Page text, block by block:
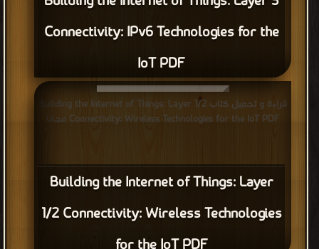
Connectivity: IPv6 Technologies for the
IoT PDF
Building the Internet of Things: Layer
1/2 Connectivity: Wireless Technologies
قراءة و تحميل كتاب Building the Internet of Things: Layer 1/2
Connectivity: Wireless Technologies for the IoT PDF مجانا